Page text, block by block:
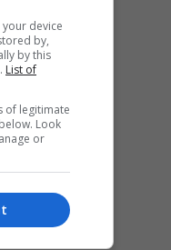
s
ai.
device
by,
by this
List of
of legitimate
Look
or